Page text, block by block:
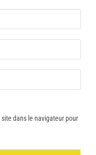
dans le navigateur pour